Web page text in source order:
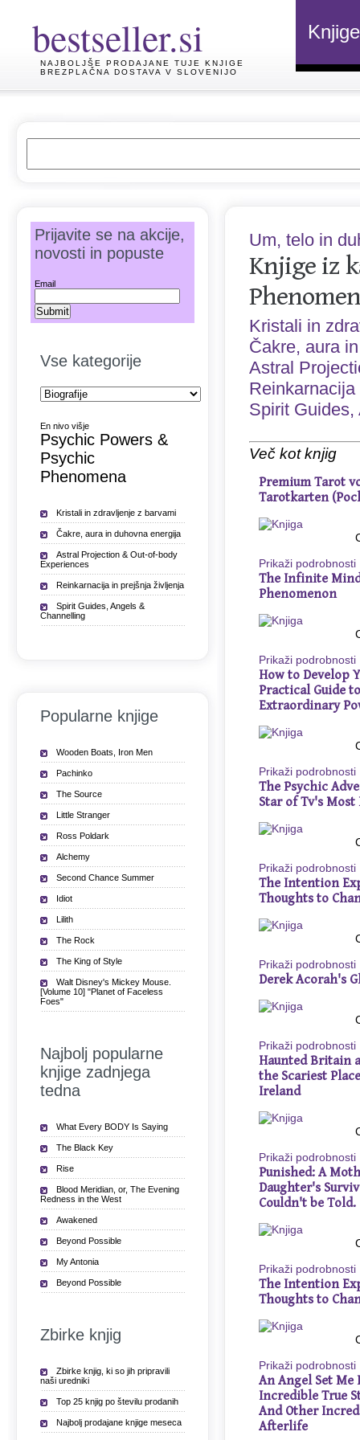
bestseller.si
NAJBOLJŠE PRODAJANE TUJE KNJIGE
BREZPLAČNA DOSTAVA V SLOVENIJO
Knjige
Um, telo in
Knjige iz
Kristali in
Čakre, aura
Astral
Spirit
Več kot knjig
Premium Tarot
Tarotkarten
Prikaži podrobnosti
The Infinite
Phenomenon
Prikaži podrobnosti
How to Develop
Practical Guide
Extraordinary
Prikaži podrobnosti
The Psychic
Star of Tv's Most
Prikaži podrobnosti
The Intention
Thoughts to
Prikaži podrobnosti
Derek Acorah's
Prikaži podrobnosti
Haunted Britain
the Scariest
Ireland
Prikaži podrobnosti
Punished: A
Daughter's
Couldn't be Told.
Prikaži podrobnosti
The Intention
Thoughts to
Prikaži podrobnosti
An Angel Set Me
Incredible True
And Other
Afterlife
Prijavite se na akcije,
novosti in popuste
Email
Vse kategorije
En nivo višje
Psychic Powers &
Psychic
Phenomena
Kristali in zdravljenje z barvami
Čakre, aura in duhovna energija
Astral Projection & Out-of-body
Experiences
Reinkarnacija in prejšnja življenja
Spirit Guides, Angels &
Channelling
Popularne knjige
Wooden Boats, Iron Men
Pachinko
The Source
Little Stranger
Ross Poldark
Alchemy
Second Chance Summer
Idiot
Lilith
The Rock
The King of Style
Walt Disney's Mickey Mouse.
[Volume 10] "Planet of Faceless
Foes"
Najbolj popularne
knjige zadnjega
tedna
What Every BODY Is Saying
The Black Key
Rise
Blood Meridian, or, The Evening
Redness in the West
Awakened
Beyond Possible
My Antonia
Beyond Possible
Zbirke knjig
Zbirke knjig, ki so jih pripravili
naši uredniki
Top 25 knjig po številu prodanih
Najbolj prodajane knjige meseca